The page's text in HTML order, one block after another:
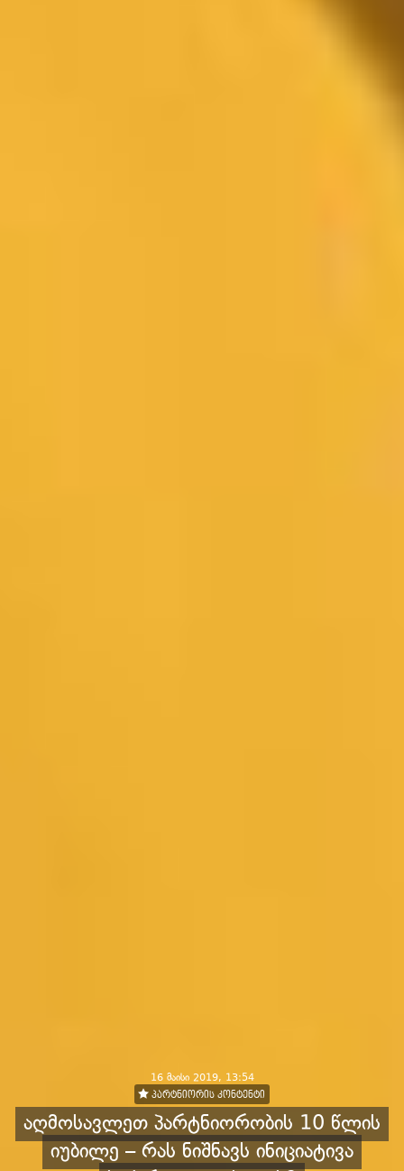
16 მაისი 2019, 13:54
პარტნიორის კონტენტი
აღმოსავლეთ პარტნიორობის 10 წლის
იუბილე – რას ნიშნავს ინიციატივა